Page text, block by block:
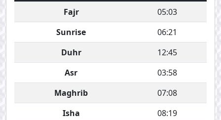
Fajr
05:03
Sunrise
06:21
Duhr
12:45
Asr
03:58
Maghrib
07:08
Isha
08:19